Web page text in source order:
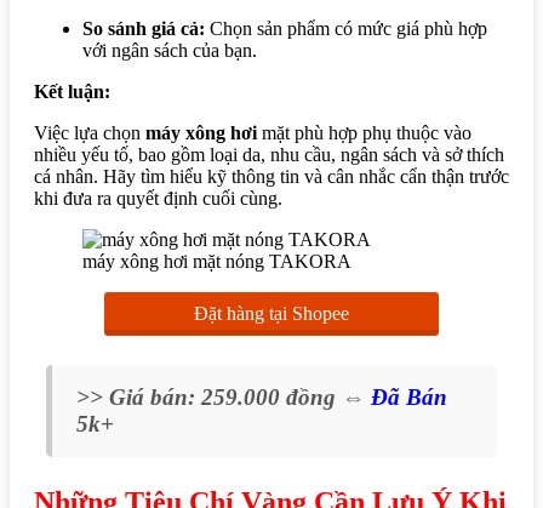
So sánh giá cả: Chọn sản phẩm có mức giá phù hợp
với ngân sách của bạn.
Kết luận:
Việc lựa chọn máy xông hơi mặt phù hợp phụ thuộc vào
nhiều yếu tố, bao gồm loại da, nhu cầu, ngân sách và sở thích
cá nhân. Hãy tìm hiểu kỹ thông tin và cân nhắc cẩn thận trước
khi đưa ra quyết định cuối cùng.
máy xông hơi mặt nóng TAKORA
Đặt hàng tại Shopee
>> Giá bán: 259.000 đồng ⇔ Đã Bán
5k+
Những Tiêu Chí Vàng Cần Lưu Ý Khi